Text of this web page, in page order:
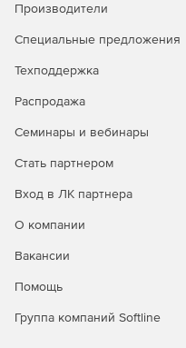
Производители
Специальные предложения
Техподдержка
Распродажа
Семинары и вебинары
Стать партнером
Вход в ЛК партнера
О компании
Вакансии
Помощь
Группа компаний Softline